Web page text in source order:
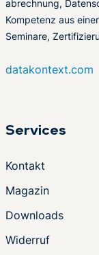
abrechnung,
Kompetenz aus
Seminare,
datakontext.com
Services
Kontakt
Magazin
Downloads
Widerruf